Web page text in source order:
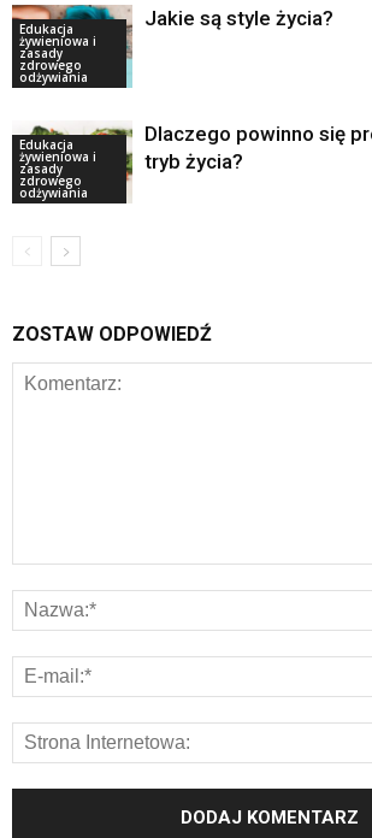
Edukacja
żywieniowa i
zasady
zdrowego
odżywiania
Jakie są style życia?
Edukacja
żywieniowa i
zasady
zdrowego
odżywiania
Dlaczego powinno się
tryb życia?
ZOSTAW ODPOWIEDŹ